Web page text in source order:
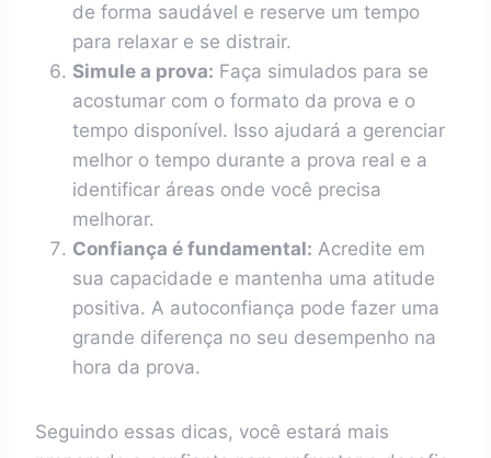
de forma saudável e reserve um tempo
para relaxar e se distrair.
Simule a prova: Faça simulados para se
acostumar com o formato da prova e o
tempo disponível. Isso ajudará a gerenciar
melhor o tempo durante a prova real e a
identificar áreas onde você precisa
melhorar.
Confiança é fundamental: Acredite em
sua capacidade e mantenha uma atitude
positiva. A autoconfiança pode fazer uma
grande diferença no seu desempenho na
hora da prova.
Seguindo essas dicas, você estará mais